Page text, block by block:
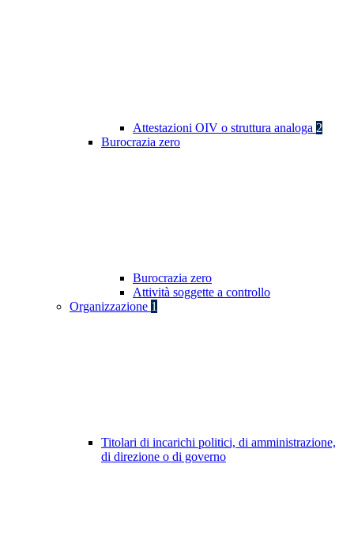
Attestazioni OIV o struttura analoga 2
Burocrazia zero
Burocrazia zero
Attività soggette a controllo
Organizzazione 1
Titolari di incarichi politici, di amministrazione,
di direzione o di governo